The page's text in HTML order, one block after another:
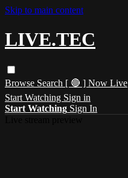
Skip to main content
LIVE.TEC
Browse Search [ 🔴 ] Now Live
Start Watching Sign in
Start Watching Sign In